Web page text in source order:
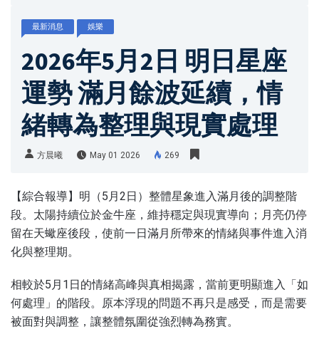
最新消息 娛樂
2026年5月2日 明日星座
運勢 滿月餘波延續，情
緒轉為整理與現實處理
方晨曦 May 01 2026 269
【綜合報導】明（5月2日）整體星象進入滿月後的調整階
段。太陽持續位於金牛座，維持穩定與現實導向；月亮仍停
留在天蠍座後段，使前一日滿月所帶來的情緒與事件進入消
化與整理期。
相較於5月1日的情緒高峰與真相揭露，當前更明顯進入「如
何處理」的階段。原本浮現的問題不再只是感受，而是需要
被面對與調整，讓整體氛圍從強烈轉為務實。